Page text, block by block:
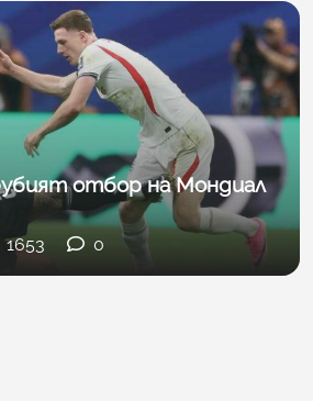
отбор на Мондиал
1653 0